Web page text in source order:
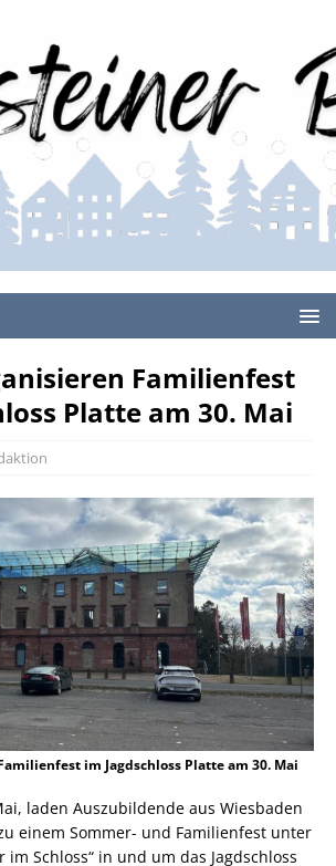
Familienfest
Platte am 30. Mai
im Jagdschloss Platte am 30. Mai
laden Auszubildende aus Wiesbaden
einem Sommer- und Familienfest unter
im Schloss“ in und um das Jagdschloss